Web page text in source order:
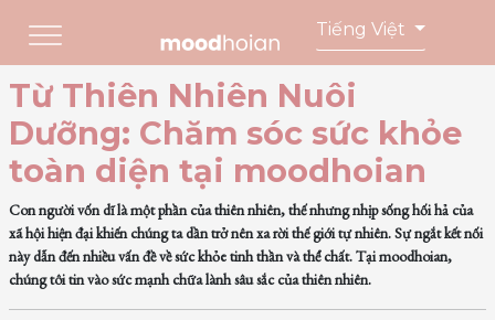
Tiếng Việt
Từ Thiên Nhiên Nuôi
Dưỡng: Chăm sóc sức khỏe
toàn diện tại moodhoian
Con người vốn dĩ là một phần của thiên nhiên, thế nhưng nhịp sống hối hả của
xã hội hiện đại khiến chúng ta dần trở nên xa rời thế giới tự nhiên. Sự ngắt kết nối
này dẫn đến nhiều vấn đề về sức khỏe tinh thần và thể chất. Tại moodhoian,
chúng tôi tin vào sức mạnh chữa lành sâu sắc của thiên nhiên.